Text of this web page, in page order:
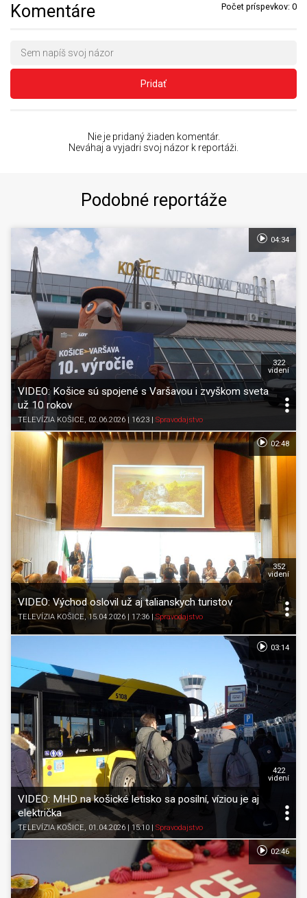
Komentáre Počet príspevkov: 0
Pridať
Nie je pridaný žiaden komentár.
Neváhaj a vyjadri svoj názor k reportáži.
Podobné reportáže
VIDEO: Košice sú spojené s Varšavou i zvyškom sveta
už 10 rokov
TELEVÍZIA KOŠICE, 02.06.2026 | 16:23 Spravodajstvo
322
videní
04:34
VIDEO: Východ oslovil už aj talianskych turistov
TELEVÍZIA KOŠICE, 15.04.2026 | 17:36 |Spravodajstvo
352
videní
02:48
VIDEO: MHD na košické letisko sa posilní, víziou je aj
električka
TELEVÍZIA KOŠICE, 01.04.2026 | 15:10 Spravodajstvo
422
videní
03:14
02:46